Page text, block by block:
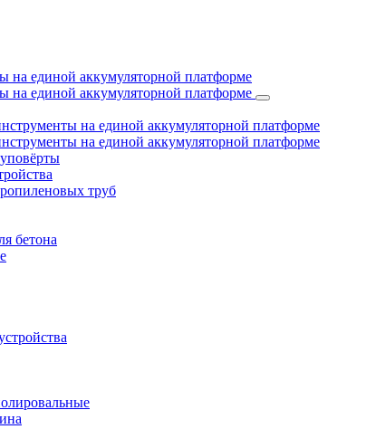
на единой аккумуляторной платформе
на единой аккумуляторной платформе
на единой аккумуляторной платформе
на единой аккумуляторной платформе
труб
бетона